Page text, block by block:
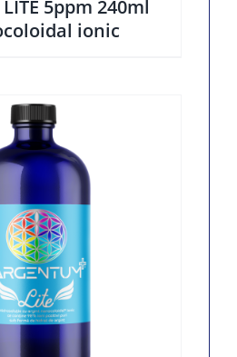
5ppm 240ml
ionic